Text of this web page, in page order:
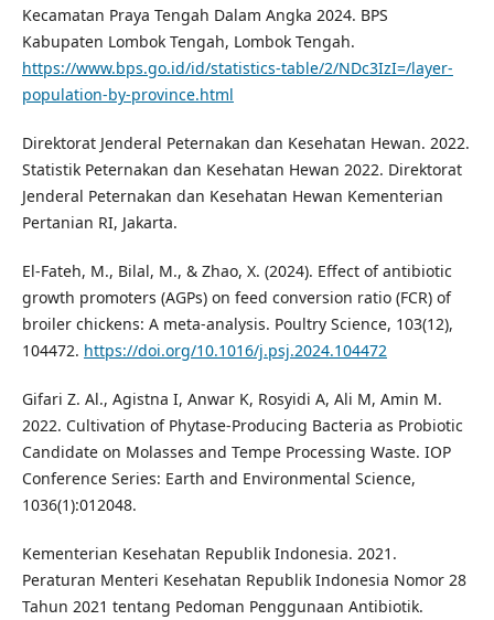
Kecamatan Praya Tengah Dalam Angka 2024. BPS
Kabupaten Lombok Tengah, Lombok Tengah.
https://www.bps.go.id/id/statistics-table/2/NDc3IzI=/layer-
population-by-province.html
Direktorat Jenderal Peternakan dan Kesehatan Hewan. 2022.
Statistik Peternakan dan Kesehatan Hewan 2022. Direktorat
Jenderal Peternakan dan Kesehatan Hewan Kementerian
Pertanian RI, Jakarta.
El-Fateh, M., Bilal, M., & Zhao, X. (2024). Effect of antibiotic
growth promoters (AGPs) on feed conversion ratio (FCR) of
broiler chickens: A meta-analysis. Poultry Science, 103(12),
104472. https://doi.org/10.1016/j.psj.2024.104472
Gifari Z. Al., Agistna I, Anwar K, Rosyidi A, Ali M, Amin M.
2022. Cultivation of Phytase-Producing Bacteria as Probiotic
Candidate on Molasses and Tempe Processing Waste. IOP
Conference Series: Earth and Environmental Science,
1036(1):012048.
Kementerian Kesehatan Republik Indonesia. 2021.
Peraturan Menteri Kesehatan Republik Indonesia Nomor 28
Tahun 2021 tentang Pedoman Penggunaan Antibiotik.